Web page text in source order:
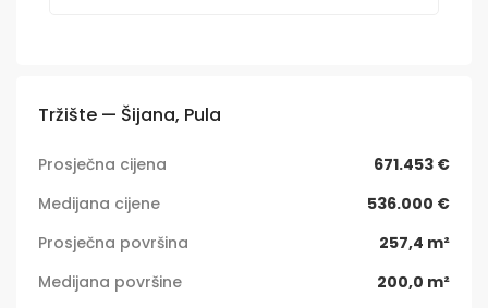
Tržište — Šijana, Pula
Prosječna cijena
671.453 €
Medijana cijene
536.000 €
Prosječna površina
257,4 m²
Medijana površine
200,0 m²